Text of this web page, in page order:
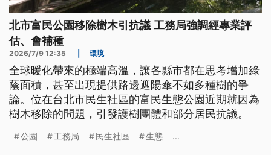
北市富民公園移除樹木引抗議 工務局強調經專業評
估、會補種
2026/7/9 12:35 環境
全球暖化帶來的極端高溫，讓各縣市都在思考增加綠
蔭面積，甚至出現提供路邊遮陽傘不如多種樹的爭
論。位在台北市民生社區的富民生態公園近期就因為
樹木移除的問題，引發護樹團體和部分居民抗議。
公園 工務局 民生社區 生態 ...